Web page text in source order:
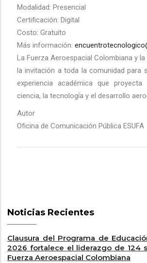
Modalidad: Presencial
Certificación: Digital
Costo: Gratuito
Más información:
La Fuerza Aeroespacial Colombiana y la
la invitación a toda la comunidad para
experiencia académica que
ciencia, la tecnología y el desarrollo
Autor
Oficina de Comunicación Pública ESUFA
Noticias Recientes
Clausura del Programa de
2026 fortalece el liderazgo de 124
Fuerza Aeroespacial Colombiana